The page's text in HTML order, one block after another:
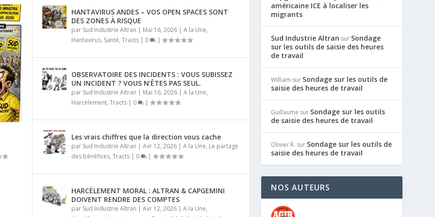
SUBISSEZ UN INCI...
0 |
Licenciements|0 |
VOUS MONTRE PAS
Emploi Capgemini ,Scandale| 0 |
des bénéfices|0 |
VISAGE D...
Le partage des bénéfices|0 |
NE VOUS ...
Licenciements|0 |
Licenciements,Pression|0 |
HANTAVIRUS ANDES – VOS OPEN SPACES SONT
DES ZONES À RISQUE
par Sud Industrie Altran | Mai 16, 2026| A la Une,
Hantavirus, Santé, Tracts| 0 |
OBSERVATOIRE DES INCIDENTS : VOUS SUBISSEZ
UN INCIDENT ? VOUS N’ÊTES PAS SEUL.
par Sud Industrie Altran | Mai 16, 2026| A la Une,
Harcèlement, Tracts| 0 |
Les vrais chiffres que la direction vous cache
par Sud Industrie Altran | Avr 12, 2026| A la Une, Le partage
des bénéfices, Tracts| 0 |
HARCÈLEMENT MORAL : ALTRAN & CAPGEMINI
DOIVENT RENDRE DES COMPTES
par Sud Industrie Altran | Avr 12, 2026| A la Une,
américaine ICE à localiser les
migrants
Sud Industrie Altran sur Sondage
sur les outils de saisie des heures
de travail
William sur Sondage sur les outils de
saisie des heures de travail
Guillaume sur Sondage sur les outils
de saisie des heures de travail
Olivier R. sur Sondage sur les outils de
saisie des heures de travail
NOS AUTEURS